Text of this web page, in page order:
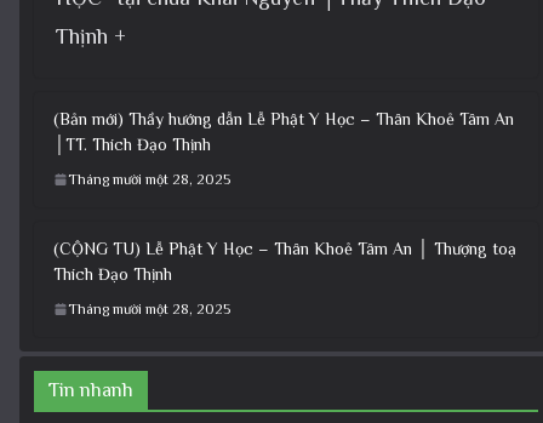
Thịnh +
(Bản mới) Thầy hướng dẫn Lễ Phật Y Học – Thân Khoẻ Tâm An
│TT. Thích Đạo Thịnh
Tháng mười một 28, 2025
(CỘNG TU) Lễ Phật Y Học – Thân Khoẻ Tâm An │ Thượng toạ
Thích Đạo Thịnh
Tháng mười một 28, 2025
Tin nhanh